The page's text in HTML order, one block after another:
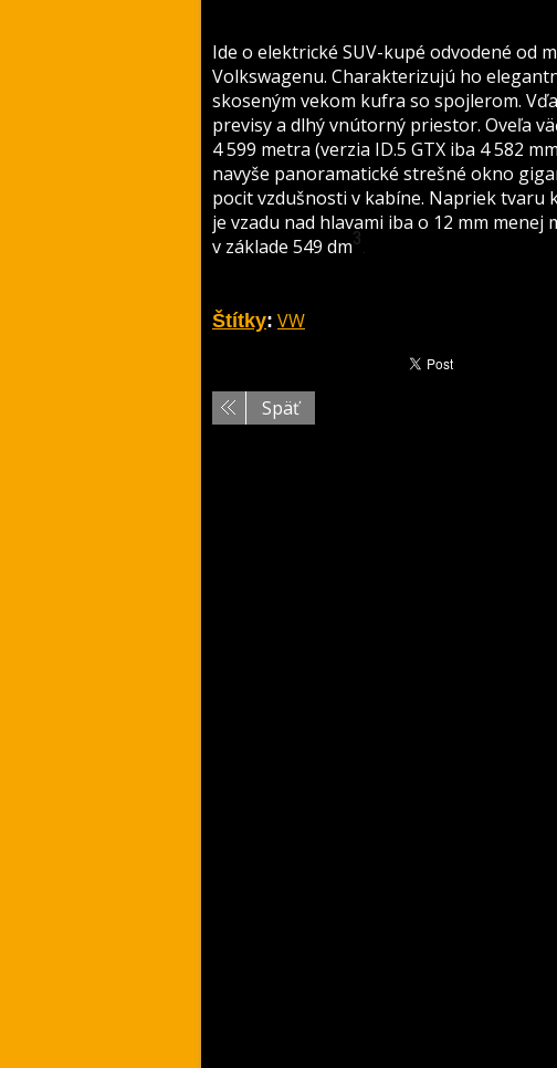
Ide o elektrické SUV-kupé odvodené od
Volkswagenu. Charakterizujú ho
skoseným vekom kufra so spojlerom.
previsy a dlhý vnútorný priestor. Oveľa
4 599 metra (verzia ID.5 GTX iba 4 582
navyše panoramatické strešné okno
pocit vzdušnosti v kabíne. Napriek tvaru
je vzadu nad hlavami iba o 12 mm
v základe 549 dm3.
Štítky: VW
Späť